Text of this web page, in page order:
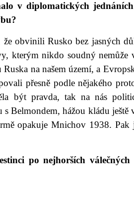
v diplomatických
obvinili Rusko bez jasných
kterým nikdo soudný nemůže
na našem území, a
přesně podle nějakého
být pravda, tak na nás
Belmondem, hážou kládu ještě
opakuje Mnichov 1938. Pak
po nejhorších válečných